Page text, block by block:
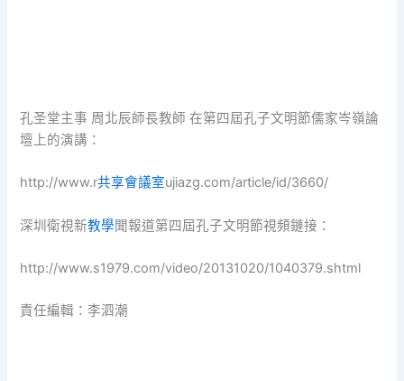
孔圣堂主事 周北辰師長教師 在第四屆孔子文明節儒家岑嶺論
壇上的演講：
http://www.r共享會議室ujiazg.com/article/id/3660/
深圳衛視新教學聞報道第四屆孔子文明節視頻鏈接：
http://www.s1979.com/video/20131020/1040379.shtml
責任編輯：李泗潮